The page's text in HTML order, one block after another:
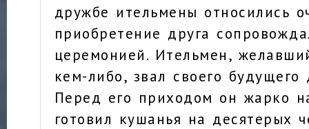
дружбе ительмены относились
приобретение друга
церемонией. Ительмен,
кем-либо, звал своего будущего
Перед его приходом он жарко
готовил кушанья на десятерых